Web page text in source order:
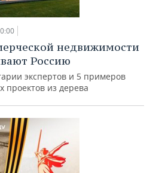
недвижимости
Россию
экспертов и 5 примеров
проектов из дерева